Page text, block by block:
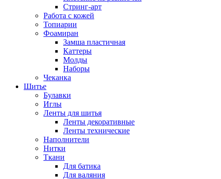
Стринг-арт
Работа с кожей
Топиарии
Фоамиран
Замша пластичная
Каттеры
Молды
Наборы
Чеканка
Шитье
Булавки
Иглы
Ленты для шитья
Ленты декоративные
Ленты технические
Наполнители
Нитки
Ткани
Для батика
Для валяния